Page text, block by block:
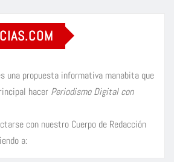
una propuesta informativa manabita que
hacer Periodismo Digital con
con nuestro Cuerpo de Redacción
a: